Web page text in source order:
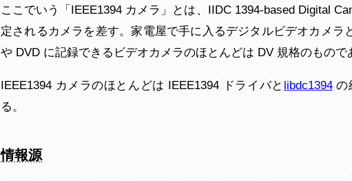
ここでいう「IEEE1394 カメラ」とは、IIDC 1394-based Digital
定されるカメラを差す。家電屋で手に入るデジタルビデオカメラ
や DVD に記録できるビデオカメラのほとんどは DV 規格のもので
IEEE1394 カメラのほとんどは IEEE1394 ドライバと libdc1394の
る。
情報源